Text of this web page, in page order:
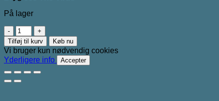
På lager
Bryg
365
The
Virus
antal
Tilføj til kurv Køb nu
Vi bruger kun nødvendig cookies
Yderligere info
Accepter